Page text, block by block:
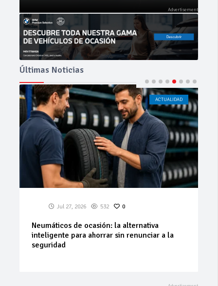
Últimas Noticias
ACTUALIDAD CÁDIZ
Jul 23, 2026 188 0
La 42ª Subida a Vejer comienza a perfilarse